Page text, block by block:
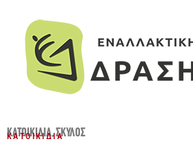
ΚΑΤΟΙΚΊΔΙΑ,ΣΚΎΛΟΣ
ΚΑΤΟΙΚΊΔΙΑ